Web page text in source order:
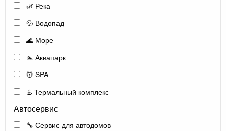
🌿 Река
💦 Водопад
🌊 Море
🏊 Аквапарк
💆 SPA
♨️ Термальный комплекс
Автосервис
🔧 Сервис для автодомов